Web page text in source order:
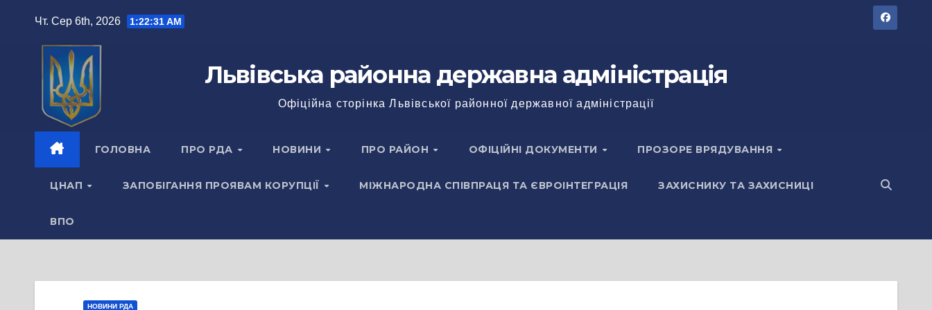
Чт. Сер 6th, 2026 1:22:31 AM
Львівська районна державна адміністрація
Офіційна сторінка Львівської районної державної адміністрації
ГОЛОВНА ПРО РДА НОВИНИ ПРО РАЙОН ОФІЦІЙНІ ДОКУМЕНТИ ПРОЗОРЕ ВРЯДУВАННЯ
ЦНАП ЗАПОБІГАННЯ ПРОЯВАМ КОРУПЦІЇ МІЖНАРОДНА СПІВПРАЦЯ ТА ЄВРОІНТЕГРАЦІЯ ЗАХИСНИКУ ТА ЗАХИСНИЦІ
ВПО
НОВИНИ РДА